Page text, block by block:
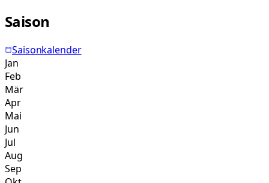
Saison
Saisonkalender
Jan
Feb
Mär
Apr
Mai
Jun
Jul
Aug
Sep